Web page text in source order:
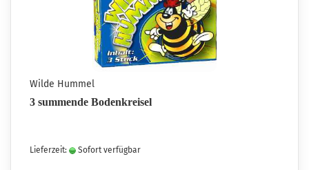
Wilde Hummel
3 summende Bodenkreisel
Lieferzeit: Sofort verfügbar